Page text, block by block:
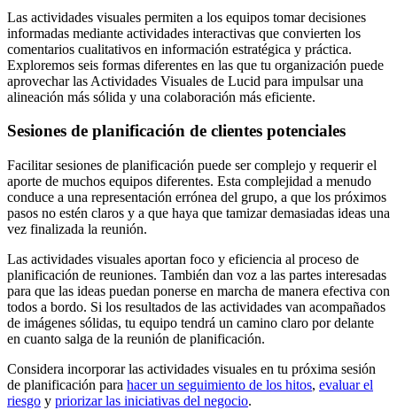
Las actividades visuales permiten a los equipos tomar decisiones
informadas mediante actividades interactivas que convierten los
comentarios cualitativos en información estratégica y práctica.
Exploremos seis formas diferentes en las que tu organización puede
aprovechar las Actividades Visuales de Lucid para impulsar una
alineación más sólida y una colaboración más eficiente.
Sesiones de planificación de clientes potenciales
Facilitar sesiones de planificación puede ser complejo y requerir el
aporte de muchos equipos diferentes. Esta complejidad a menudo
conduce a una representación errónea del grupo, a que los próximos
pasos no estén claros y a que haya que tamizar demasiadas ideas una
vez finalizada la reunión.
Las actividades visuales aportan foco y eficiencia al proceso de
planificación de reuniones. También dan voz a las partes interesadas
para que las ideas puedan ponerse en marcha de manera efectiva con
todos a bordo. Si los resultados de las actividades van acompañados
de imágenes sólidas, tu equipo tendrá un camino claro por delante
en cuanto salga de la reunión de planificación.
Considera incorporar las actividades visuales en tu próxima sesión
de planificación para hacer un seguimiento de los hitos, evaluar el
riesgo y priorizar las iniciativas del negocio.